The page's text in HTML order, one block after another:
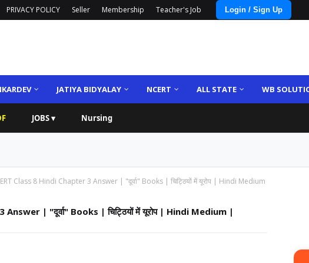
PRIVACY POLICY Seller Membership Teacher's Job Login / Sign Up
JATIYA BIDYALAY NCERT ALL STATE WB
JOBS ▾ Nursing
Class 8 Hindi Chapter 3 Answer | "दूर्वा" Books | चिट्ठियों में यूरोप | Hindi Medium
| "दूर्वा" Books | चिट्ठियों में यूरोप | Hindi Medium |